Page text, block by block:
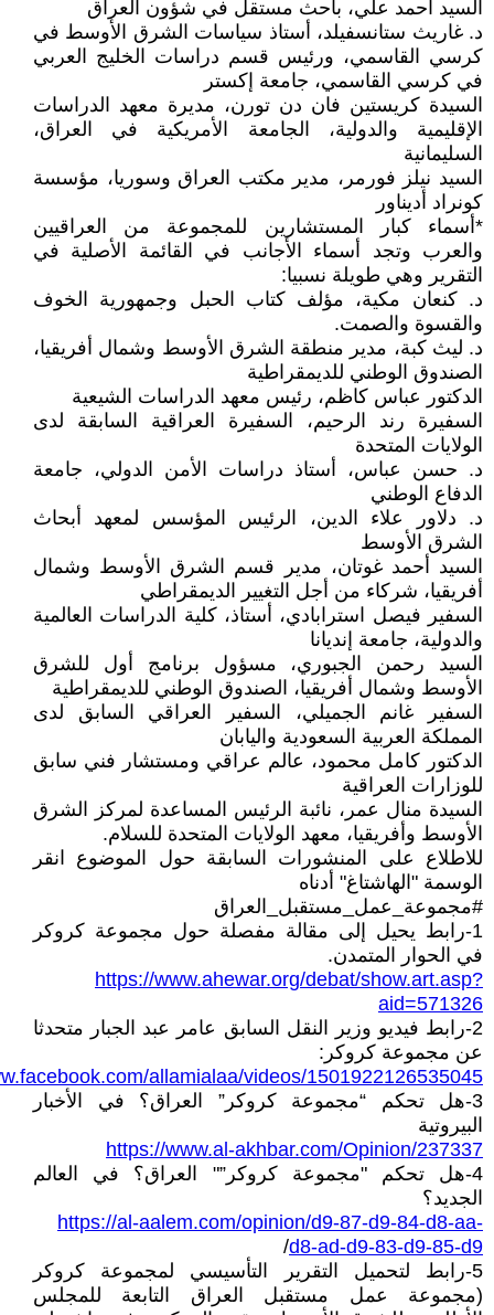
السيد أحمد علي، باحث مستقل في شؤون العراق
د. غاريث ستانسفيلد، أستاذ سياسات الشرق الأوسط في
كرسي القاسمي، ورئيس قسم دراسات الخليج العربي
في كرسي القاسمي، جامعة إكستر
السيدة كريستين فان دن تورن، مديرة معهد الدراسات
الإقليمية والدولية، الجامعة الأمريكية في العراق،
السليمانية
السيد نيلز فورمر، مدير مكتب العراق وسوريا، مؤسسة
كونراد أديناور
*أسماء كبار المستشارين للمجموعة من العراقيين
والعرب وتجد أسماء الأجانب في القائمة الأصلية في
التقرير وهي طويلة نسبيا:
د. كنعان مكية، مؤلف كتاب الحبل وجمهورية الخوف
والقسوة والصمت.
د. ليث كبة، مدير منطقة الشرق الأوسط وشمال أفريقيا،
الصندوق الوطني للديمقراطية
الدكتور عباس كاظم، رئيس معهد الدراسات الشيعية
السفيرة رند الرحيم، السفيرة العراقية السابقة لدى
الولايات المتحدة
د. حسن عباس، أستاذ دراسات الأمن الدولي، جامعة
الدفاع الوطني
د. دلاور علاء الدين، الرئيس المؤسس لمعهد أبحاث
الشرق الأوسط
السيد أحمد غوتان، مدير قسم الشرق الأوسط وشمال
أفريقيا، شركاء من أجل التغيير الديمقراطي
السفير فيصل استرابادي، أستاذ، كلية الدراسات العالمية
والدولية، جامعة إنديانا
السيد رحمن الجبوري، مسؤول برنامج أول للشرق
الأوسط وشمال أفريقيا، الصندوق الوطني للديمقراطية
السفير غانم الجميلي، السفير العراقي السابق لدى
المملكة العربية السعودية واليابان
الدكتور كامل محمود، عالم عراقي ومستشار فني سابق
للوزارات العراقية
السيدة منال عمر، نائبة الرئيس المساعدة لمركز الشرق
الأوسط وأفريقيا، معهد الولايات المتحدة للسلام.
للاطلاع على المنشورات السابقة حول الموضوع انقر
الوسمة "الهاشتاغ" أدناه
#مجموعة_عمل_مستقبل_العراق
1-رابط يحيل إلى مقالة مفصلة حول مجموعة كروكر
في الحوار المتمدن.
https://www.ahewar.org/debat/show.art.asp?
aid=571326
2-رابط فيديو وزير النقل السابق عامر عبد الجبار متحدثا
عن مجموعة كروكر:
allamialaa/videos/1501922126535045
3-هل تحكم “مجموعة كروكر” العراق؟ في الأخبار
البيروتية
https://www.al-akhbar.com/Opinion/237337
4-هل تحكم "مجموعة كروكر”" العراق؟ في العالم
الجديد؟
https://al-aalem.com/opinion/d9-87-d9-84-d8-aa-
d8-ad-d9-83-d9-85-d9
/
5-رابط لتحميل التقرير التأسيسي لمجموعة كروكر
(مجموعة عمل مستقبل العراق التابعة للمجلس